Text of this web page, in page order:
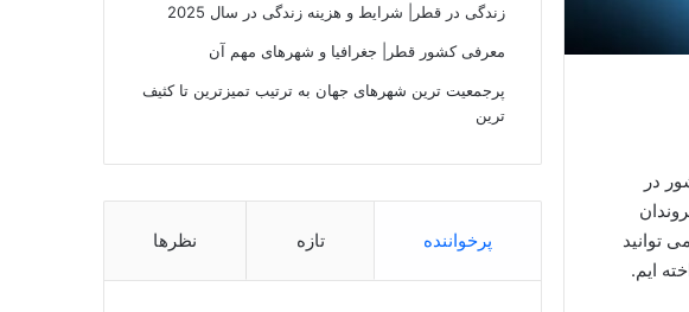
در
توانید
ایم.
زندگی در قطر| شرایط و هزینه زندگی در سال 2025
معرفی کشور قطر| جغرافیا و شهرهای مهم آن
پرجمعیت‌ ترین شهرهای جهان به ترتیب تمیزترین تا کثیف
ترین
پرخواننده تازه نظرها